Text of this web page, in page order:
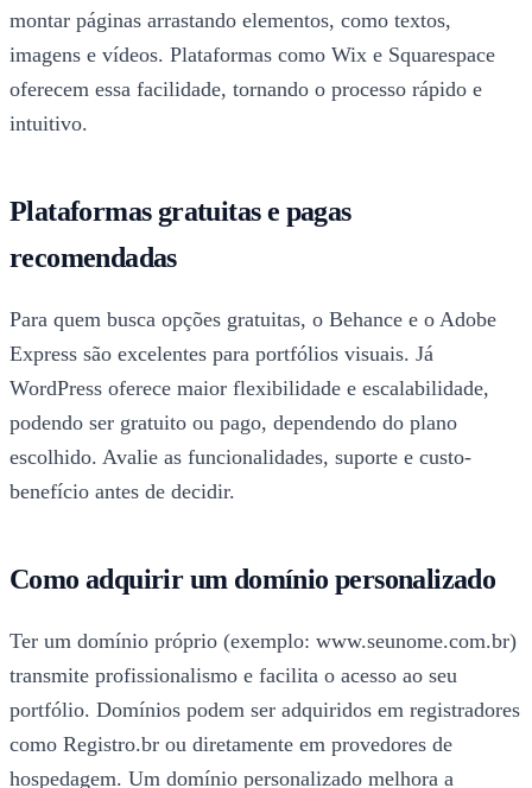
montar páginas arrastando elementos, como textos,
imagens e vídeos. Plataformas como Wix e Squarespace
oferecem essa facilidade, tornando o processo rápido e
intuitivo.
Plataformas gratuitas e pagas
recomendadas
Para quem busca opções gratuitas, o Behance e o Adobe
Express são excelentes para portfólios visuais. Já
WordPress oferece maior flexibilidade e escalabilidade,
podendo ser gratuito ou pago, dependendo do plano
escolhido. Avalie as funcionalidades, suporte e custo-
benefício antes de decidir.
Como adquirir um domínio personalizado
Ter um domínio próprio (exemplo: www.seunome.com.br)
transmite profissionalismo e facilita o acesso ao seu
portfólio. Domínios podem ser adquiridos em registradores
como Registro.br ou diretamente em provedores de
hospedagem. Um domínio personalizado melhora a